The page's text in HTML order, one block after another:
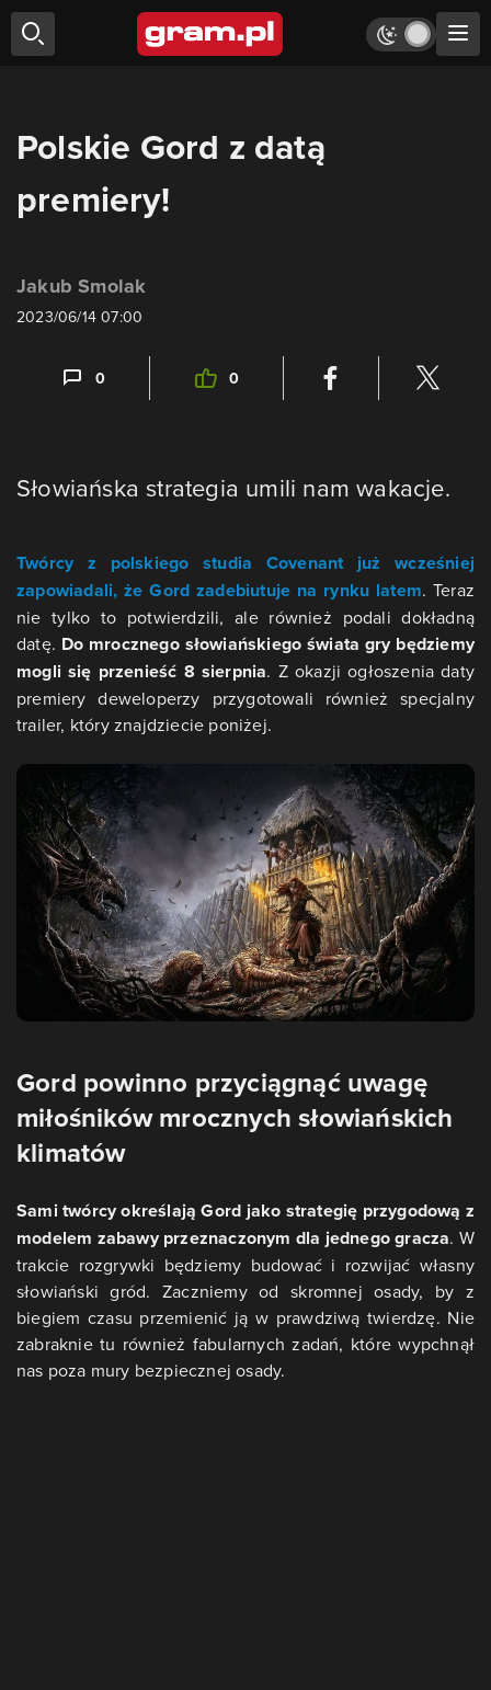
Polskie Gord z datą
premiery!
Jakub Smolak
2023/06/14 07:00
0 0
Słowiańska strategia umili nam wakacje.
Twórcy z polskiego studia Covenant już wcześniej
zapowiadali, że Gord zadebiutuje na rynku latem. Teraz
nie tylko to potwierdzili, ale również podali dokładną
datę. Do mrocznego słowiańskiego świata gry będziemy
mogli się przenieść 8 sierpnia. Z okazji ogłoszenia daty
premiery deweloperzy przygotowali również specjalny
trailer, który znajdziecie poniżej.
Gord powinno przyciągnąć uwagę
miłośników mrocznych słowiańskich
klimatów
Sami twórcy określają Gord jako strategię przygodową z
modelem zabawy przeznaczonym dla jednego gracza. W
trakcie rozgrywki będziemy budować i rozwijać własny
słowiański gród. Zaczniemy od skromnej osady, by z
biegiem czasu przemienić ją w prawdziwą twierdzę. Nie
zabraknie tu również fabularnych zadań, które wypchnął
nas poza mury bezpiecznej osady.